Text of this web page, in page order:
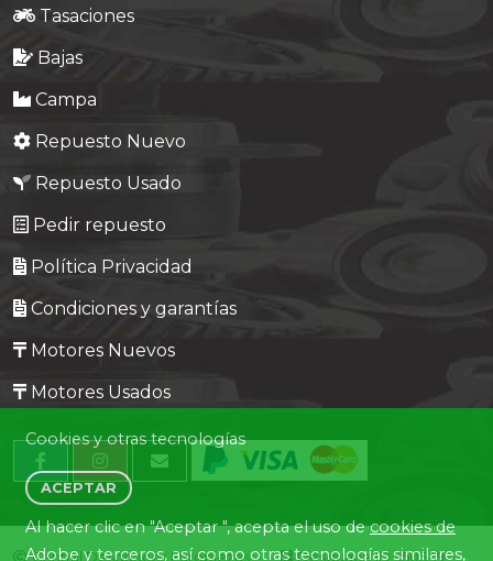
Tasaciones
Bajas
Campa
Repuesto Nuevo
Repuesto Usado
Pedir repuesto
Política Privacidad
Condiciones y garantías
Motores Nuevos
Motores Usados
Central Desguaces Europiezas Desguace ID. 1505-19
Cookies y otras tecnologías
ACEPTAR
Al hacer clic en "Aceptar ", acepta el uso decookies de
Adobe y terceros, así como otras tecnologías similares,